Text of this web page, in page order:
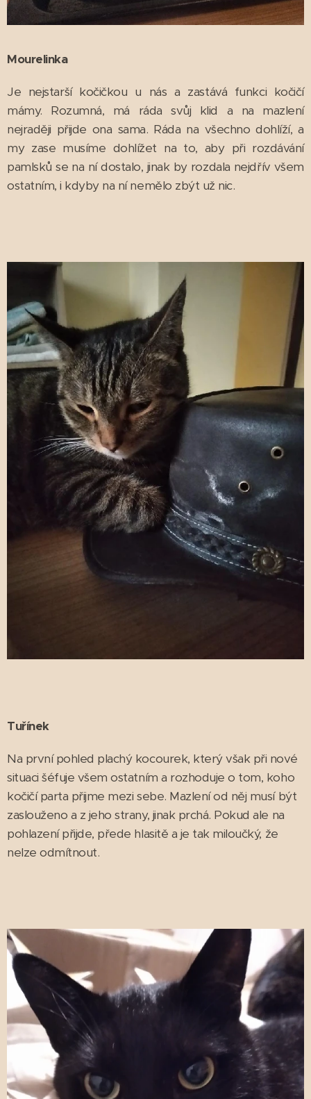
Mourelinka
Je nejstarší kočičkou u nás a zastává funkci kočičí
mámy. Rozumná, má ráda svůj klid a na mazlení
nejraději přijde ona sama. Ráda na všechno dohlíží, a
my zase musíme dohlížet na to, aby při rozdávání
pamlsků se na ní dostalo, jinak by rozdala nejdřív všem
ostatním, i kdyby na ní nemělo zbýt už nic.
Tuřínek
Na první pohled plachý kocourek, který však při nové
situaci šéfuje všem ostatním a rozhoduje o tom, koho
kočičí parta přijme mezi sebe. Mazlení od něj musí být
zaslouženo a z jeho strany, jinak prchá. Pokud ale na
pohlazení přijde, přede hlasitě a je tak miloučký, že
nelze odmítnout.